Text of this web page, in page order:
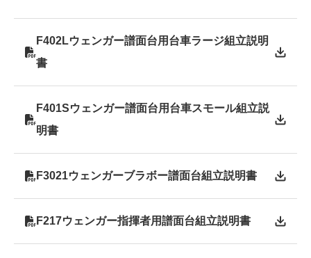
F402Lウェンガー譜面台用台車ラージ組立説明
書
F401Sウェンガー譜面台用台車スモール組立説
明書
F3021ウェンガーブラボー譜面台組立説明書
F217ウェンガー指揮者用譜面台組立説明書